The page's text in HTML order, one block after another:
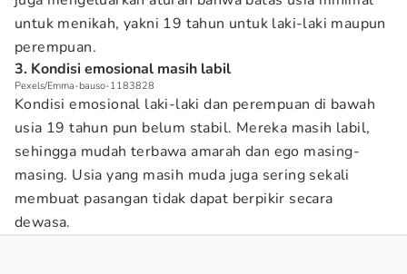
untuk menikah, yakni 19 tahun untuk laki-laki maupun
perempuan.
3. Kondisi emosional masih labil
Pexels/Emma-bauso-1183828
Kondisi emosional laki-laki dan perempuan di bawah
usia 19 tahun pun belum stabil. Mereka masih labil,
sehingga mudah terbawa amarah dan ego masing-
masing. Usia yang masih muda juga sering sekali
membuat pasangan tidak dapat berpikir secara
dewasa.